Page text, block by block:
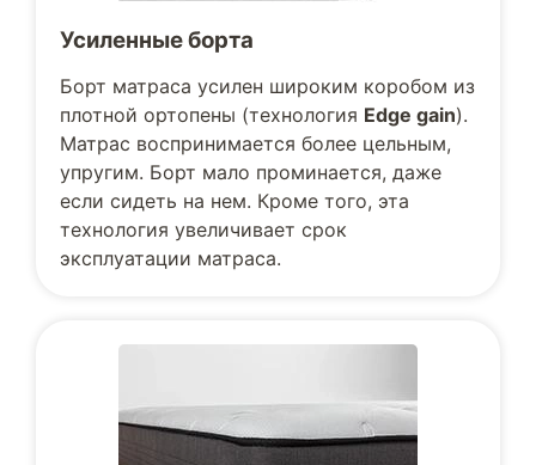
Усиленные борта
Борт матраса усилен широким коробом из
плотной ортопены (технология Edge gain).
Матрас воспринимается более цельным,
упругим. Борт мало проминается, даже
если сидеть на нем. Кроме того, эта
технология увеличивает срок
эксплуатации матраса.